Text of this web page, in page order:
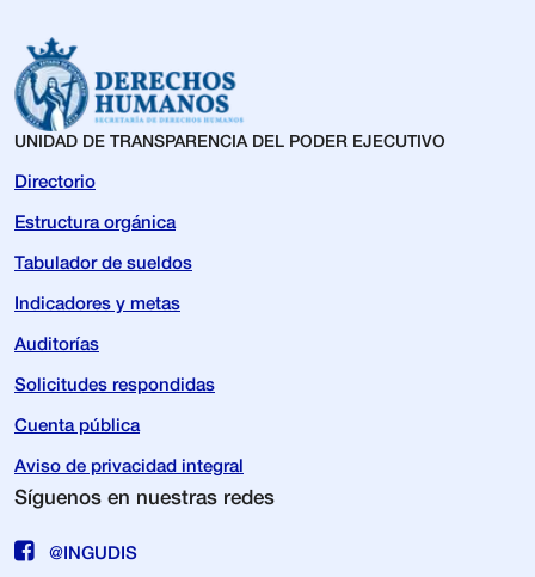
UNIDAD DE TRANSPARENCIA DEL PODER EJECUTIVO
Directorio
Estructura orgánica
Tabulador de sueldos
Indicadores y metas
Auditorías
Solicitudes respondidas
Cuenta pública
Aviso de privacidad integral
Síguenos en nuestras redes
@INGUDIS